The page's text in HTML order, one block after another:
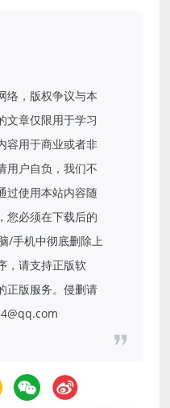
络，版权争议与本
文章仅限用于学习
容用于商业或者非
用户自负，我们不
过使用本站内容随
您必须在下载后的
/手机中彻底删除上
，请支持正版软
正版服务。侵删请